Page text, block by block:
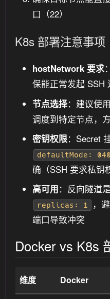
口（22）
K8s 部署注意事项
hostNetwork 要求
保能正常发起 SSH
节点选择：建议使用
调度到特定节点，
密钥权限：Secret
defaultMode:
确（SSH 要求私钥
高可用：反向隧道
replicas: 1
，
端口导致冲突
Docker vs K8s
维度 Docker